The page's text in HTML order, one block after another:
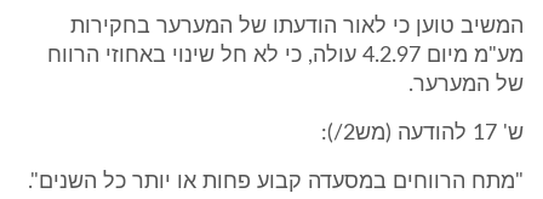
המשיב טוען כי לאור הודעתו של המערער בחקירות
מע"מ מיום 4.2.97 עולה, כי לא חל שינוי באחוזי הרווח
של המערער.
ש' 17 להודעה (מש2/):
"מתח הרווחים במסעדה קבוע פחות או יותר כל השנים".